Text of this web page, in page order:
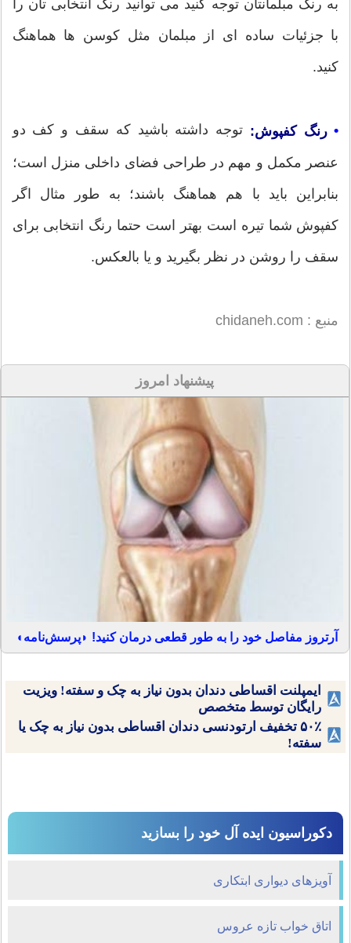
به رنگ مبلمانتان توجه کنید می توانید رنگ انتخابی تان را
با جزئیات ساده ای از مبلمان مثل کوسن ها هماهنگ
کنید.
• رنگ کفپوش: توجه داشته باشید که سقف و کف دو
عنصر مکمل و مهم در طراحی فضای داخلی منزل است؛
بنابراین باید با هم هماهنگ باشند؛ به طور مثال اگر
کفپوش شما تیره است بهتر است حتما رنگ انتخابی برای
سقف را روشن در نظر بگیرید و یا بالعکس.
منبع : chidaneh.com
پیشنهاد امروز
آرتروز مفاصل خود را به طور قطعی درمان کنید! ◗پرسش‌نامه◖
ایمپلنت اقساطی دندان بدون نیاز به چک و سفته! ویزیت
رایگان توسط متخصص
۵۰٪ تخفیف ارتودنسی دندان اقساطی بدون نیاز به چک یا
سفته!
دکوراسیون ایده آل خود را بسازید
آویزهای دیواری ابتکاری
اتاق خواب تازه عروس